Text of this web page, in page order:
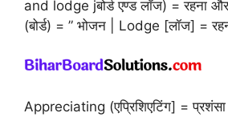
and lodge jबोर्ड एण्ड लॉज) = रहना
(बोर्ड) = ” भोजन | Lodge [लॉज] =
Appreciating (एप्रिशिएटिंग] =